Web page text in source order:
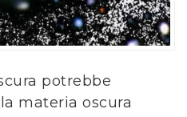
potrebbe
materia oscura